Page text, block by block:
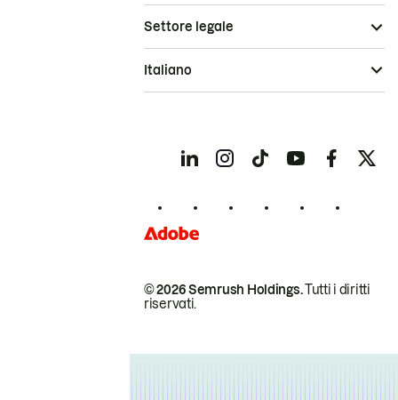
© 2026 Semrush Holdings.Tutti i diritti
riservati.
Settore legale
Italiano